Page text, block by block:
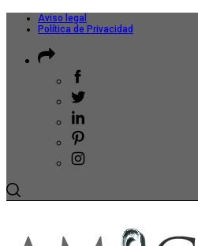
Aviso legal
Política de Privacidad